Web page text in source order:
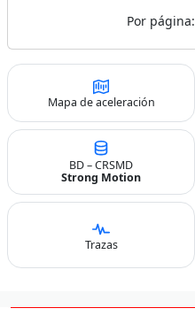
Por página:
Mapa de aceleración
BD – CRSMD
Strong Motion
Trazas